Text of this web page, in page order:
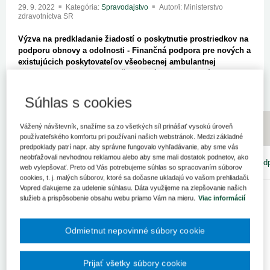
29. 9. 2022 Kategória: Spravodajstvo
Autor/i: Ministerstvo
zdravotníctva SR
Výzva na predkladanie žiadostí o poskytnutie prostriedkov na
podporu obnovy a odolnosti - Finančná podpora pre nových a
existujúcich poskytovateľov všeobecnej ambulantnej
č. Názov súbor
súbor
Kompletný
materiál
Výzva na
predkladanie
prostriedkov
mechanizmu na
a odolnosti
Súhlas s cookies
Vážený návštevník, snažíme sa zo všetkých síl prinášať vysokú úroveň
používateľského komfortu pri používaní našich webstránok. Medzi základné
predpoklady patrí napr. aby správne fungovalo vyhľadávanie, aby sme vás
neobťažovali nevhodnou reklamou alebo aby sme mali dostatok podnetov, ako
web vylepšovať. Preto od Vás potrebujeme súhlas so spracovaním súborov
cookies, t. j. malých súborov, ktoré sa dočasne ukladajú vo vašom prehliadači.
Vopred ďakujeme za udelenie súhlasu. Dáta využijeme na zlepšovanie našich
služieb a prispôsobenie obsahu webu priamo Vám na mieru. Viac informácií
Odmietnut nepovinné súbory cookie
Prijať všetky súbory cookie